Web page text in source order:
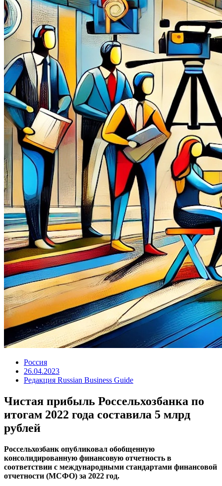
Россия
26.04.2023
Редакция Russian Business Guide
Чистая прибыль Россельхозбанка по
итогам 2022 года составила 5 млрд
рублей
Россельхозбанк опубликовал обобщенную
консолидированную финансовую отчетность в
соответствии с международными стандартами финансовой
отчетности (МСФО) за 2022 год.